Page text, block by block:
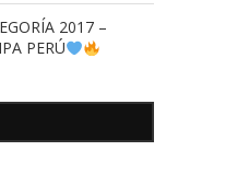
2017 –
PERÚ